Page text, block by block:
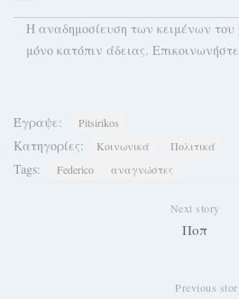
H αναδημοσίευση των κειμένων του
μόνο κατόπιν άδειας.
Έγραψε: Pitsirikos
Κατηγορίες: Κοινωνικά Πολιτικά
Tags: Federico αναγνώστες
Next story
Ποπ
Previous